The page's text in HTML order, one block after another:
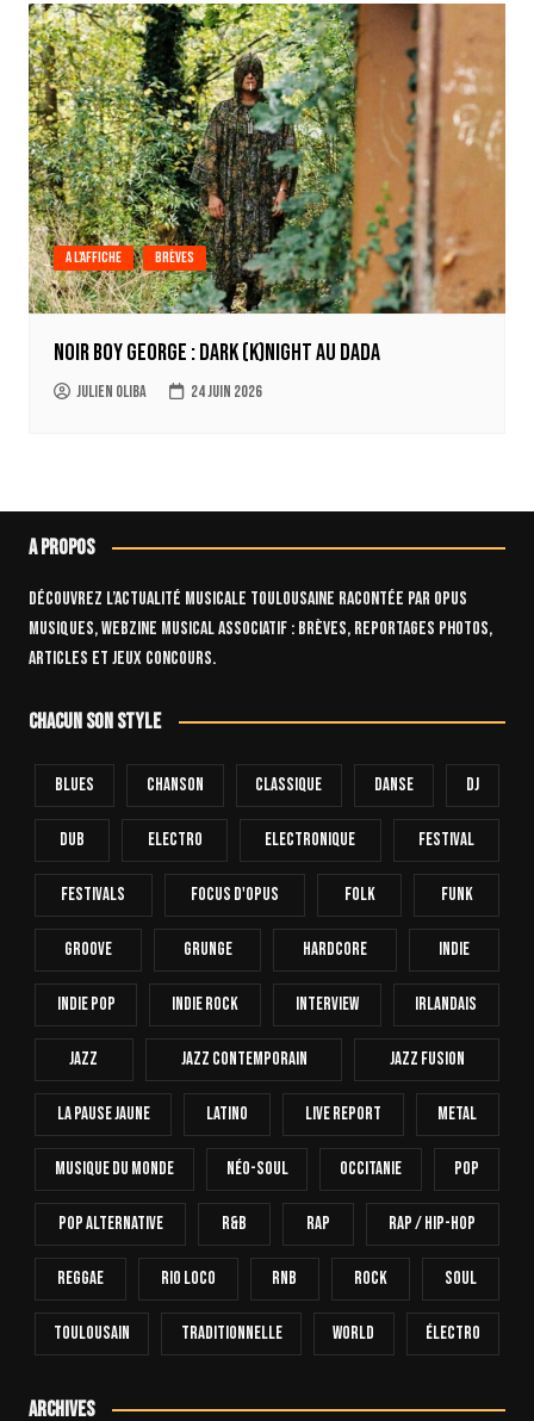
A l'affiche Brèves
Noir Boy George : Dark (k)Night au Dada
Julien Oliba 24 juin 2026
A propos
Découvrez l’actualité musicale toulousaine racontée par OPUS
Musiques, webzine musical associatif : brèves, reportages photos,
articles et jeux concours.
Chacun son style
Blues Chanson Classique Danse Dj
Dub Electro Electronique FESTIVAL
Festivals Focus D'Opus Folk Funk
Groove Grunge Hardcore INDIE
Indie Pop Indie Rock Interview Irlandais
Jazz Jazz Contemporain Jazz Fusion
La Pause Jaune Latino Live Report Metal
Musique Du Monde Néo-Soul Occitanie Pop
Pop Alternative R&B Rap Rap / Hip-Hop
Reggae Rio Loco RnB Rock Soul
Toulousain Traditionnelle World Électro
Archives